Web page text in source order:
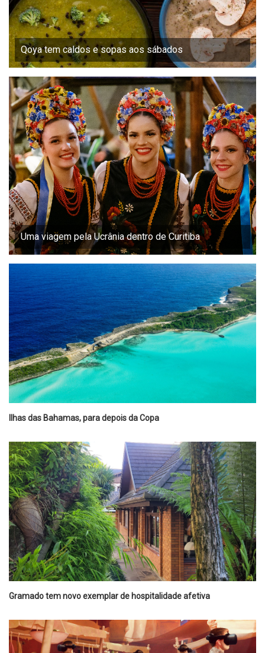
Qoya tem caldos e sopas aos sábados
Uma viagem pela Ucrânia dentro de Curitiba
Ilhas das Bahamas, para depois da Copa
Gramado tem novo exemplar de hospitalidade afetiva